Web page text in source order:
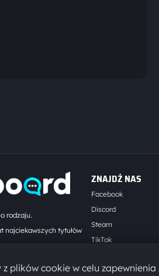
rodzaju.
najciekawszych tytułów
od 2008 roku.
ZNAJDŹ NAS
Facebook
Discord
Steam
TikTok
plików cookie w celu